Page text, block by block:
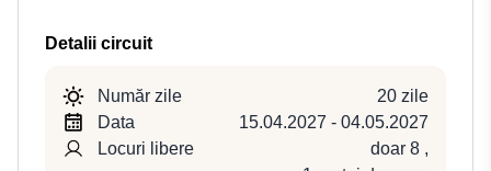
Detalii circuit
Număr zile
20 zile
Data
15.04.2027 - 04.05.2027
Locuri libere
doar 8 ,